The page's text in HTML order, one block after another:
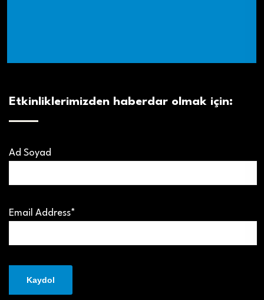
Etkinliklerimizden haberdar olmak için:
Ad Soyad
Email Address*